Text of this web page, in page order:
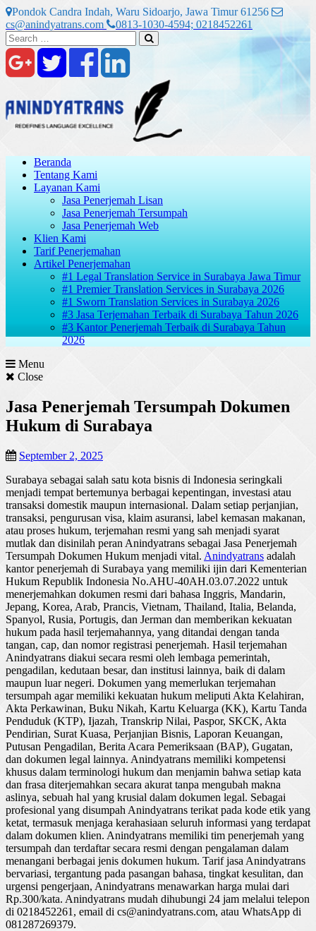
Skip
to
content
Pondok Candra Indah, Waru Sidoarjo, Jawa Timur 61256
cs@anindyatrans.com
0813-1030-4594; 0218452261
Search
for:
Beranda
Tentang Kami
Layanan Kami
Jasa Penerjemah Lisan
Jasa Penerjemah Tersumpah
Jasa Penerjemah Web
Klien Kami
Tarif Penerjemahan
Artikel Penerjemahan
#1 Legal Translation Service in Surabaya Jawa Timur
#1 Premier Translation Services in Surabaya 2026
#1 Sworn Translation Services in Surabaya 2026
#3 Jasa Terjemahan Terbaik di Surabaya Tahun 2026
#3 Kantor Penerjemah Terbaik di Surabaya Tahun
2026
Menu
Close
Jasa Penerjemah Tersumpah Dokumen
Hukum di Surabaya
September 2, 2025
Surabaya sebagai salah satu kota bisnis di Indonesia seringkali
menjadi tempat bertemunya berbagai kepentingan, investasi atau
transaksi domestik maupun internasional. Dalam setiap perjanjian,
transaksi, pengurusan visa, klaim asuransi, label kemasan makanan,
atau proses hukum, terjemahan resmi yang sah menjadi syarat
mutlak dan disinilah peran Anindyatrans sebagai Jasa Penerjemah
Tersumpah Dokumen Hukum menjadi vital. Anindyatrans adalah
kantor penerjemah di Surabaya yang memiliki ijin dari Kementerian
Hukum Republik Indonesia No.AHU-40AH.03.07.2022 untuk
menerjemahkan dokumen resmi dari bahasa Inggris, Mandarin,
Jepang, Korea, Arab, Prancis, Vietnam, Thailand, Italia, Belanda,
Spanyol, Rusia, Portugis, dan Jerman dan memberikan kekuatan
hukum pada hasil terjemahannya, yang ditandai dengan tanda
tangan, cap, dan nomor registrasi penerjemah. Hasil terjemahan
Anindyatrans diakui secara resmi oleh lembaga pemerintah,
pengadilan, kedutaan besar, dan institusi lainnya, baik di dalam
maupun luarnegeri. Dokumen yang memerlukan terjemahan
tersumpah agarmemiliki kekuatan hukum meliputi Akta Kelahiran,
Akta Perkawinan, Buku Nikah, Kartu Keluarga (KK), Kartu Tanda
Penduduk (KTP), Ijazah, Transkrip Nilai, Paspor, SKCK, Akta
Pendirian, Surat Kuasa, Perjanjian Bisnis, Laporan Keuangan,
Putusan Pengadilan, Berita Acara Pemeriksaan (BAP), Gugatan,
dan dokumen legal lainnya. Anindyatrans memiliki kompetensi
khusus dalam terminologi hukum dan menjamin bahwa setiap kata
dan frasa diterjemahkan secara akurat tanpa mengubah makna
aslinya, sebuah hal yang krusial dalam dokumen legal. Sebagai
profesional yang disumpah Anindyatrans terikat pada kode etik yang
ketat, termasuk menjaga kerahasiaan seluruh informasi yang terdapat
dalam dokumen klien. Anindyatrans memiliki tim penerjemah yang
tersumpah dan terdaftar secara resmi dengan pengalaman dalam
menangani berbagai jenis dokumen hukum. Tarifjasa Anindyatrans
bervariasi, tergantung pada pasangan bahasa, tingkat kesulitan, dan
urgensi pengerjaan, Anindyatrans menawarkan harga mulai dari
Rp.300/kata. Anindyatrans mudah dihubungi 24 jam melalui telepon
di 0218452261, email di cs@anindyatrans.com, atau WhatsApp di
081287269379.